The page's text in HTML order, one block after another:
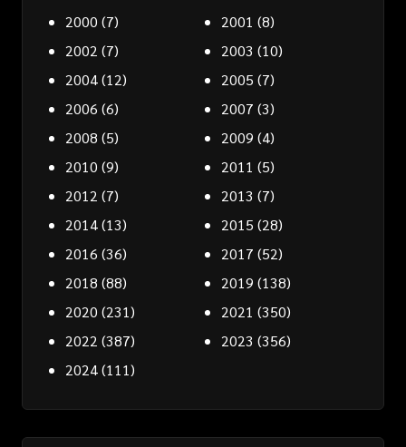
2000 (7) 2001 (8)
2002 (7) 2003 (10)
2004(12) 2005 (7)
2006 (6) 2007 (3)
2008 (5) 2009 (4)
2010 (9) 2011 (5)
2012 (7) 2013 (7)
2014(13) 2015 (28)
2016 (36) 2017 (52)
2018 (88) 2019 (138)
2020 (231) 2021 (350)
2022 (387) 2023 (356)
2024(111)